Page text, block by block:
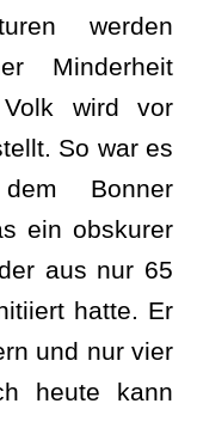
werden
Minderheit
wird vor
So war es
Bonner
ein obskurer
aus nur 65
hatte. Er
und nur vier
heute kann